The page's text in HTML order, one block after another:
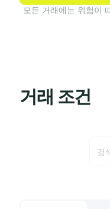
모든 거래에는 위험이
거래 조건